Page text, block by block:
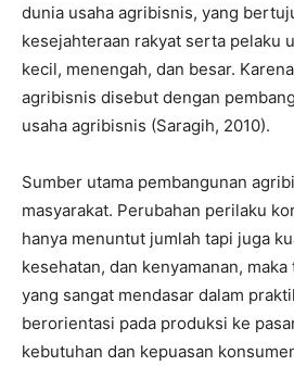
dunia usaha agribisnis, yang
kesejahteraan rakyat serta pelaku
kecil, menengah, dan besar.
agribisnis disebut dengan
usaha agribisnis (Saragih, 2010).
Sumber utama pembangunan
masyarakat. Perubahan perilaku
hanya menuntut jumlah tapi juga
kesehatan, dan kenyamanan,
yang sangat mendasar dalam
berorientasi pada produksi ke
kebutuhan dan kepuasan